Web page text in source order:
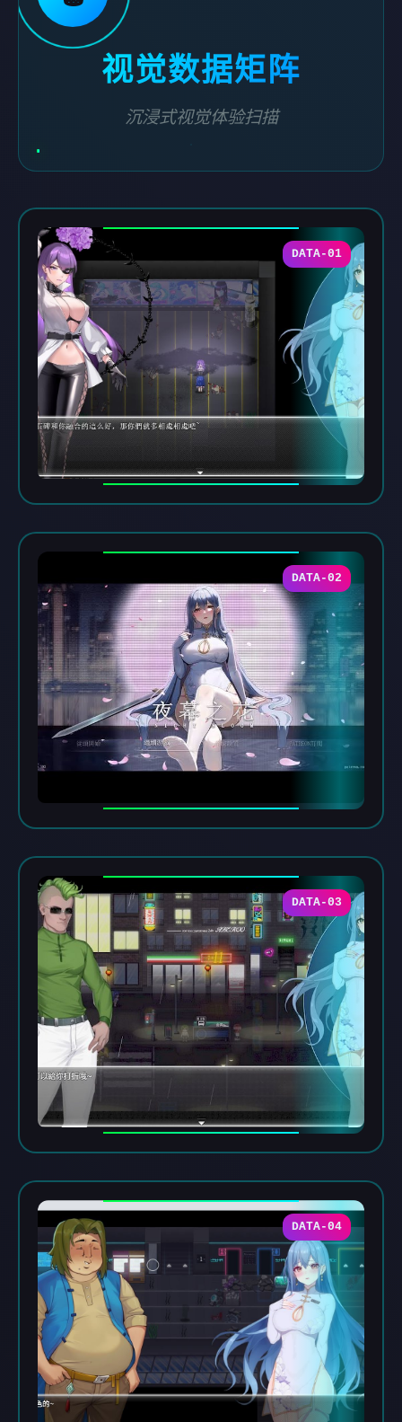
视觉数据矩阵
沉浸式视觉体验扫描
DATA-01
DATA-02
DATA-03
DATA-04